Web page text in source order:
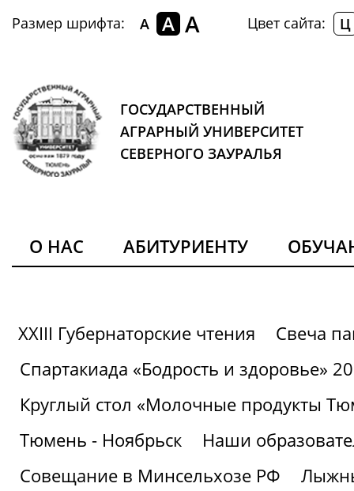
Размер шрифта: A A A Цвет сайта: Ц
ГОСУДАРСТВЕННЫЙ
АГРАРНЫЙ УНИВЕРСИТЕТ
СЕВЕРНОГО ЗАУРАЛЬЯ
О НАС АБИТУРИЕНТУ
XXIII Губернаторские чтения
Свеча
Спартакиада «Бодрость и здоровье»
Круглый стол «Молочные продукты
Тюмень - Ноябрьск
Наши
Совещание в Минсельхозе РФ